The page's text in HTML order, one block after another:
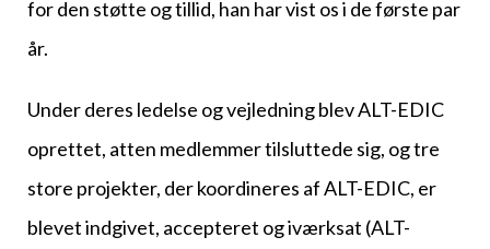
for den støtte og tillid, han har vist os i de første par
år.
Under deres ledelse og vejledning blev ALT-EDIC
oprettet, atten medlemmer tilsluttede sig, og tre
store projekter, der koordineres af ALT-EDIC, er
blevet indgivet, accepteret og iværksat (ALT-